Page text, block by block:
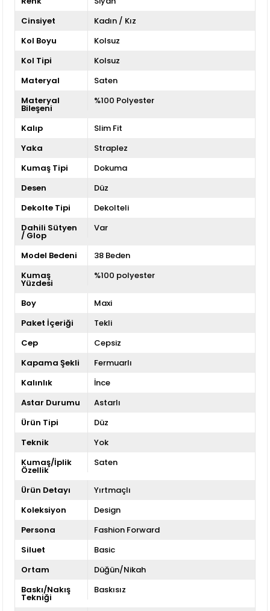
Cinsiyet
Kadın / Kız
Kol Boyu
Kolsuz
Kol Tipi
Kolsuz
Materyal
Saten
Materyal
Bileşeni
%100 Polyester
Kalıp
Slim Fit
Yaka
Straplez
Kumaş Tipi
Dokuma
Desen
Düz
Dekolte Tipi
Dekolteli
Dahili Sütyen
/ Glop
Var
Model Bedeni
38 Beden
Kumaş
Yüzdesi
%100 polyester
Boy
Maxi
Paket İçeriği
Tekli
Cep
Cepsiz
Kapama Şekli
Fermuarlı
Kalınlık
İnce
Astar Durumu
Astarlı
Ürün Tipi
Düz
Teknik
Yok
Kumaş/İplik
Özellik
Saten
Ürün Detayı
Yırtmaçlı
Koleksiyon
Design
Persona
Fashion Forward
Siluet
Basic
Ortam
Düğün/Nikah
Baskı/Nakış
Tekniği
Baskısız